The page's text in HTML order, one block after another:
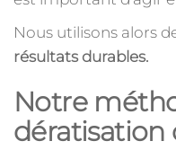
Nous utilisons alors
résultats durables.
Notre
dératisation